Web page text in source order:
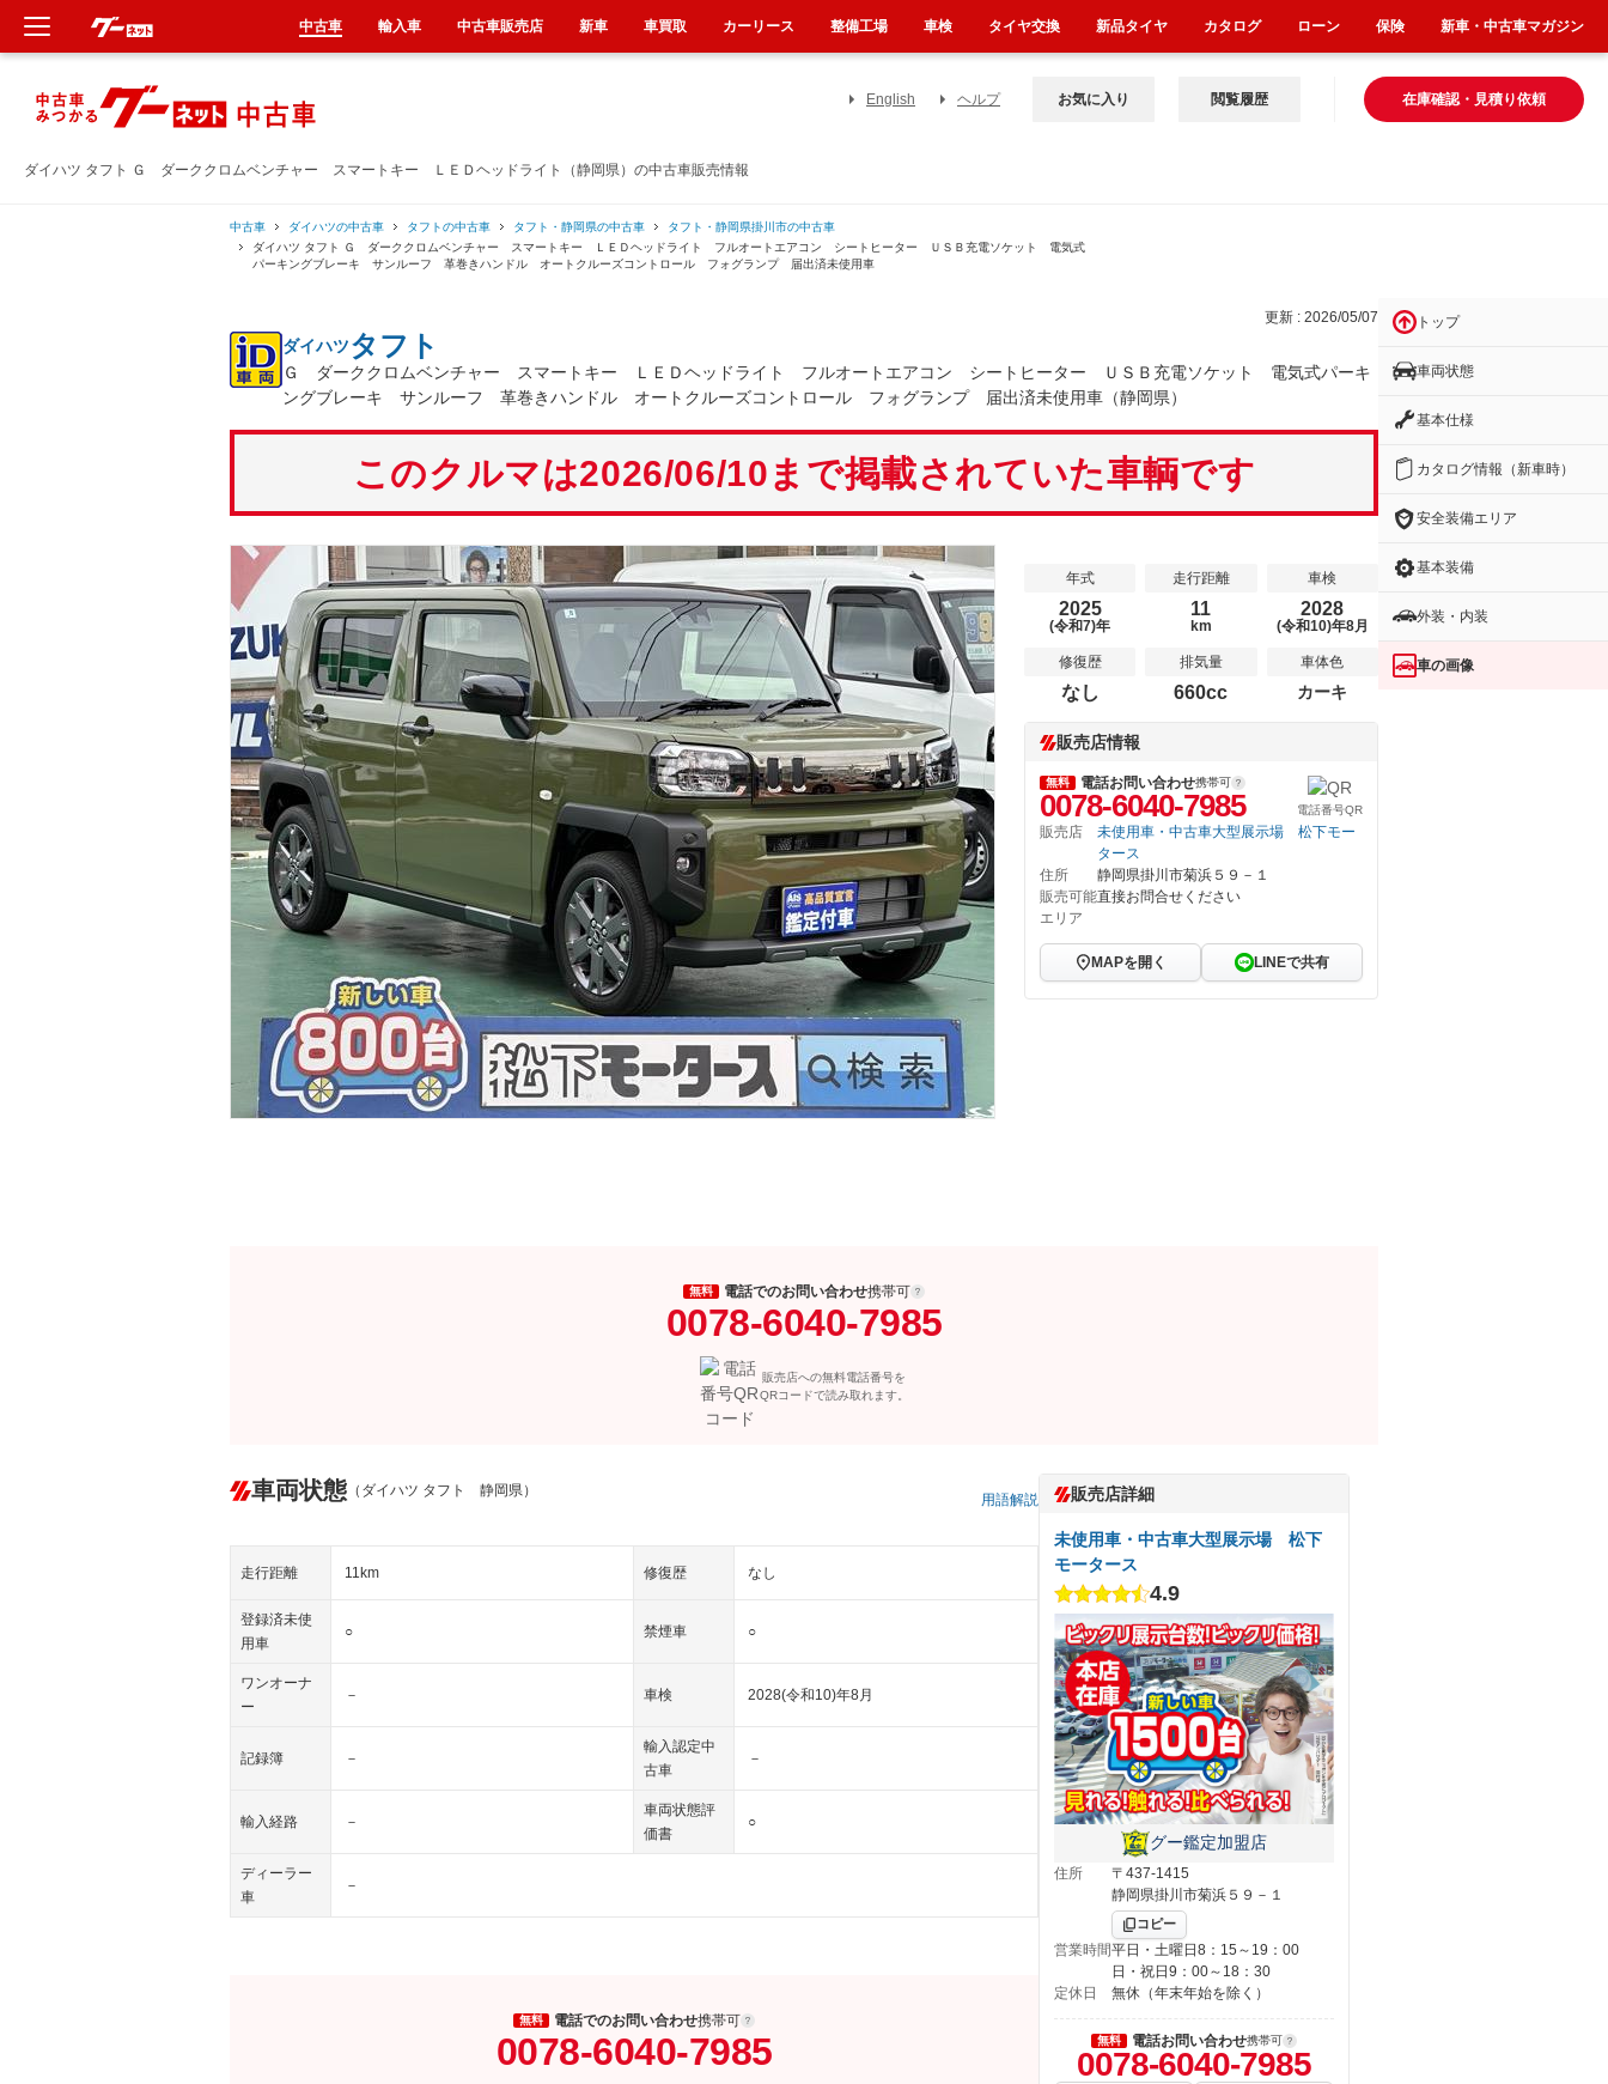
ダイハツ タフト Ｇ ダーククロムベンチャー スマートキー ＬＥＤヘッドライト（静岡県）の中古車販売情報
English ヘルプ 在庫確認・見積り依頼
お気に入り 閲覧履歴
中古車 ダイハツの中古車 タフトの中古車 タフト・静岡県の中古車
タフト・静岡県掛川市の中古車
ダイハツ タフト Ｇ ダーククロムベンチャー スマートキー ＬＥＤヘッドライト フルオートエアコン シートヒーター ＵＳＢ充電ソケット 電気式
パーキングブレーキ サンルーフ 革巻きハンドル オートクルーズコントロール フォグランプ 届出済未使用車
更新 : 2026/05/07
ダイハツタフト
Ｇ ダーククロムベンチャー スマートキー ＬＥＤヘッドライト フルオートエアコン シートヒーター ＵＳＢ充電ソケット 電気式パーキ
ングブレーキ サンルーフ 革巻きハンドル オートクルーズコントロール フォグランプ 届出済未使用車（静岡県）
このクルマは2026/06/10まで掲載されていた車輌です
年式
2025
(令和7)年
走行距離
11
km
車検
2028
(令和10)年8月
修復歴
なし
排気量
660cc
車体色
カーキ
販売店情報
無料 電話お問い合わせ携帯可
0078-6040-7985 電話番号QR
販売店
未使用車・中古車大型展示場 松下モー
タース
住所
静岡県掛川市菊浜５９－１
販売可能
エリア
直接お問合せください
MAPを開く LINEで共有
無料 電話でのお問い合わせ携帯可
0078-6040-7985
販売店への無料電話番号を
QRコードで読み取れます。
車両状態 （ダイハツ タフト 静岡県）
用語解説
走行距離 11km 修復歴 なし
登録済未使
用車
○ 禁煙車 ○
ワンオーナ
ー
－ 車検 2028(令和10)年8月
記録簿 －
輸入認定中
古車
－
輸入経路 －
車両状態評
価書
○
ディーラー
車
－
無料 電話でのお問い合わせ携帯可
0078-6040-7985
販売店詳細
未使用車・中古車大型展示場 松下
モータース
4.9
グー鑑定加盟店
住所
〒437-1415
静岡県掛川市菊浜５９－１
コピー
営業時間平日・土曜日8：15～19：00
日・祝日9：00～18：30
定休日
無休（年末年始を除く）
無料 電話お問い合わせ携帯可
0078-6040-7985
トップ
車両状態
基本仕様
カタログ情報（新車時）
安全装備エリア
基本装備
外装・内装
車の画像
中古車 輸入車 中古車販売店 新車 車買取 カーリース 整備工場 車検 タイヤ交換 新品タイヤ カタログ ローン 保険 新車・中古車マガジン
新車
中古車